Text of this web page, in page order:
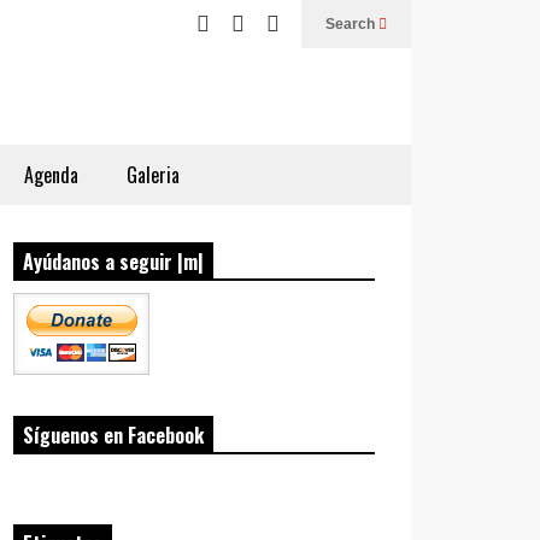
Search
Agenda Galeria
Ayúdanos a seguir |m|
Síguenos en Facebook